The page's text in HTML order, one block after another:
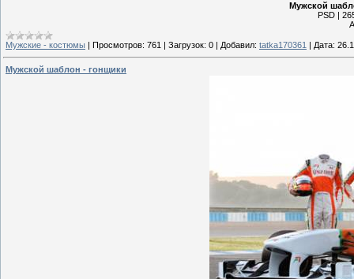
Мужской
PSD |
Мужские - костюмы Просмотров: 761 Загрузок: 0 Добавил: tatka170361 Дата:
Мужской шаблон - гонщики